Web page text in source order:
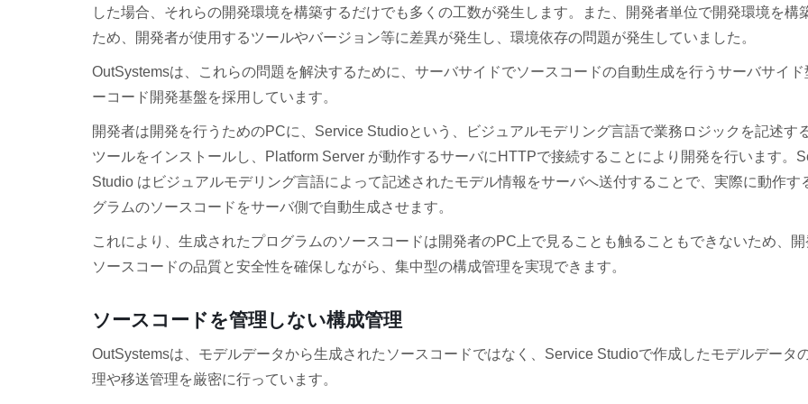
した場合、それらの開発環境を構築するだけでも多くの工数が発生します。また、開発者単位で開発環境を構
ため、開発者が使用するツールやバージョン等に差異が発生し、環境依存の問題が発生していました。
OutSystemsは、これらの問題を解決するために、サーバサイドでソースコードの自動生成を行うサーバサイド
ーコード開発基盤を採用しています。
開発者は開発を行うためのPCに、Service Studioという、ビジュアルモデリング言語で業務ロジックを記述す
ツールをインストールし、Platform Server が動作するサーバにHTTPで接続することにより開発を行います。
Studio はビジュアルモデリング言語によって記述されたモデル情報をサーバへ送付することで、実際に動作す
グラムのソースコードをサーバ側で自動生成させます。
これにより、生成されたプログラムのソースコードは開発者のPC上で見ることも触ることもできないため、開
ソースコードの品質と安全性を確保しながら、集中型の構成管理を実現できます。
ソースコードを管理しない構成管理
OutSystemsは、モデルデータから生成されたソースコードではなく、Service Studioで作成したモデルデータ
理や移送管理を厳密に行っています。